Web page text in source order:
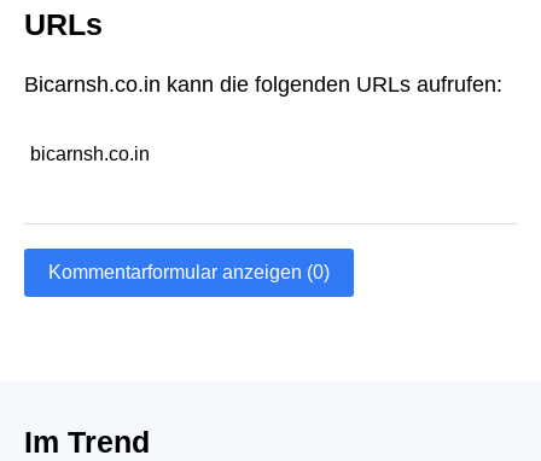
URLs
Bicarnsh.co.in kann die folgenden URLs aufrufen:
bicarnsh.co.in
Kommentarformular anzeigen (0)
Im Trend